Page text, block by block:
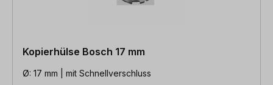
Kopierhülse Bosch 17 mm
Ø: 17 mm | mit Schnellverschluss